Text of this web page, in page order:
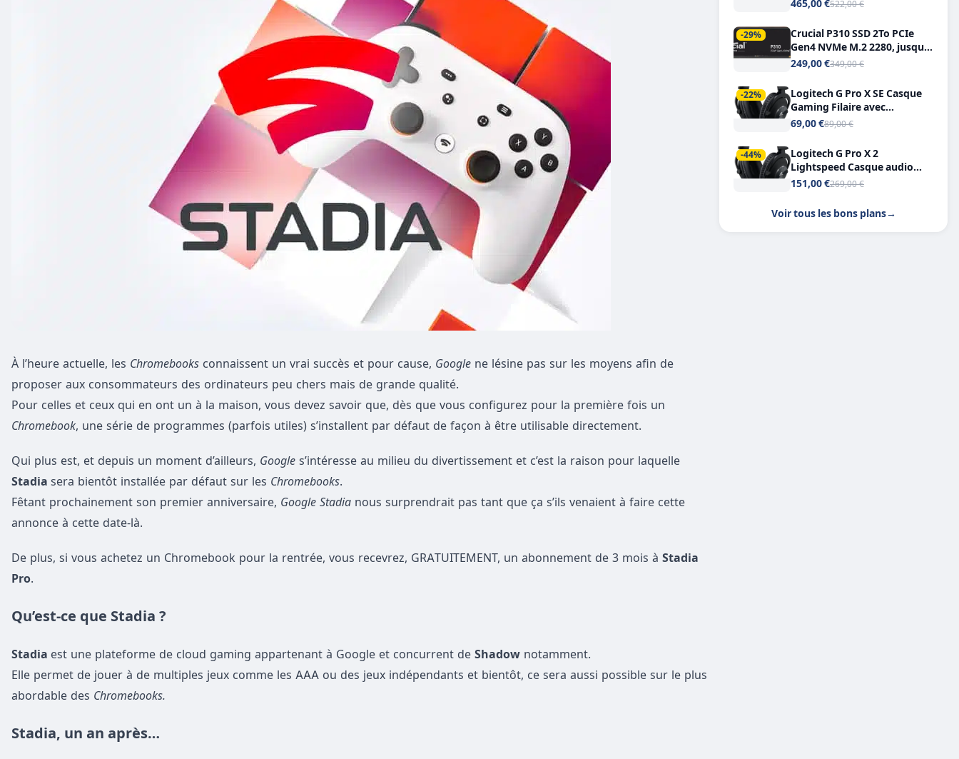
À l’heure actuelle, les Chromebooks connaissent un vrai succès et pour cause, Google ne lésine pas sur les moyens afin de
proposer aux consommateurs des ordinateurs peu chers mais de grande qualité.
Pour celles et ceux qui en ont un à la maison, vous devez savoir que, dès que vous configurez pour la première fois un
Chromebook, une série de programmes (parfois utiles) s’installent par défaut de façon à être utilisable directement.
Qui plus est, et depuis un moment d’ailleurs, Google s’intéresse au milieu du divertissement et c’est la raison pour laquelle
Stadia sera bientôt installée par défaut sur les Chromebooks.
Fêtant prochainement son premier anniversaire, Google Stadia nous surprendrait pas tant que ça s’ils venaient à faire cette
annonce à cette date-là.
De plus, si vous achetez un Chromebook pour la rentrée, vous recevrez, GRATUITEMENT, un abonnement de 3 mois à Stadia
Pro.
Qu’est-ce que Stadia ?
Stadia est une plateforme de cloud gaming appartenant à Google et concurrent de Shadow notamment.
Elle permet de jouer à de multiples jeux comme les AAA ou des jeux indépendants et bientôt, ce sera aussi possible sur le plus
abordable des Chromebooks.
Stadia, un an après…
465,00 €522,00 €
-29%
Crucial P310 SSD 2To PCIe
Gen4 NVMe M.2 2280, jusqu’à
7.100 Mo/s
249,00 €349,00 €
-22%
Logitech G Pro X SE Casque
Gaming Filaire avec
Microphone Micro
7.1
69,00 €89,00 €
-44%
Logitech G Pro X 2
Lightspeed Casque audio
bluetooth
151,00 €269,00 €
Voir tous les bons plans→